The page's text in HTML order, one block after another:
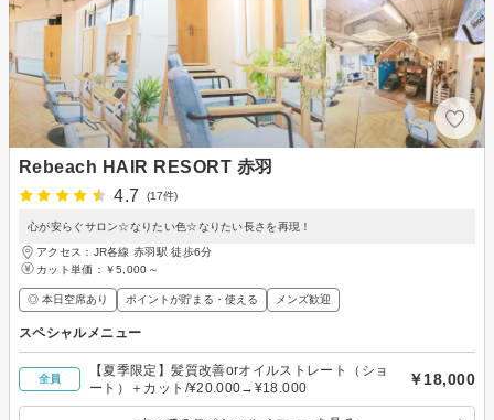
Rebeach HAIR RESORT 赤羽
4.7
(17件)
心が安らぐサロン☆なりたい色☆なりたい長さを再現！
アクセス：JR各線 赤羽駅 徒歩6分
カット単価： ￥5,000～
◎ 本日空席あり ポイントが貯まる・使える メンズ歓迎
スペシャルメニュー
全員
【夏季限定】髪質改善orオイルストレート（ショ
ート）＋カット/¥20.000→¥18.000
￥18,000